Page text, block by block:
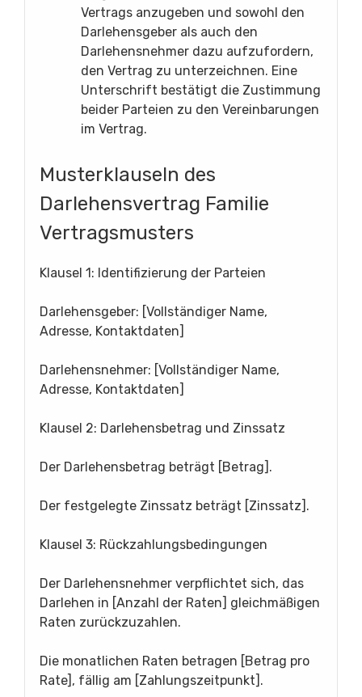
Vertrags anzugeben und sowohl den
Darlehensgeber als auch den
Darlehensnehmer dazu aufzufordern,
den Vertrag zu unterzeichnen. Eine
Unterschrift bestätigt die Zustimmung
beider Parteien zu den Vereinbarungen
im Vertrag.
Musterklauseln des
Darlehensvertrag Familie
Vertragsmusters
Klausel 1: Identifizierung der Parteien
Darlehensgeber: [Vollständiger Name,
Adresse, Kontaktdaten]
Darlehensnehmer: [Vollständiger Name,
Adresse, Kontaktdaten]
Klausel 2: Darlehensbetrag und Zinssatz
Der Darlehensbetrag beträgt [Betrag].
Der festgelegte Zinssatz beträgt [Zinssatz].
Klausel 3: Rückzahlungsbedingungen
Der Darlehensnehmer verpflichtet sich, das
Darlehen in [Anzahl der Raten] gleichmäßigen
Raten zurückzuzahlen.
Die monatlichen Raten betragen [Betrag pro
Rate], fällig am [Zahlungszeitpunkt].